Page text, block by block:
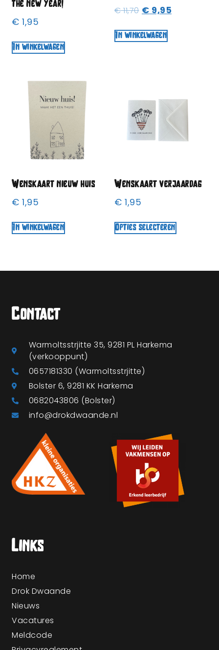
the new year!
€ 1,95
In winkelwagen
€11,70 € 9,95
In winkelwagen
Wenskaart nieuw huis
€ 1,95
In winkelwagen
Wenskaart verjaardag
€ 1,95
Opties selecteren
Contact
Warmoltsstrjitte 35, 9281 PL Harkema
(verkooppunt)
0657181330 (Warmoltsstrjitte)
Bolster 6, 9281 KK Harkema
0682043806 (Bolster)
info@drokdwaande.nl
Links
Home
Drok Dwaande
Nieuws
Vacatures
Meldcode